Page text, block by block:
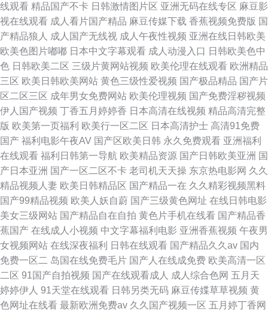
线观看 精品国产不卡 日韩激情图片区 亚洲无码在线专区 麻豆影
视在线观看 成人看片国产精品 麻豆传媒下载 香蕉视频免费版 国
产精品狼人 成人国产无线视 成人午夜性视频 亚洲在线日韩欧美
欧美色图片嘟嘟 日本中文字幕观看 成人动漫入口 日韩欧美色中
色 日韩欧美二区 三级片黄网站视频 欧美伦理在线观看 欧洲精品
三区 欧美日韩欧美网站 黄色三级性爱视频 国产极品精品 国产片
区二区三区 成年男女免费网站 欧美伦理视频 国产免费淫秽视频
伊人国产视频 丁香五月婷婷香 日本高清在线视频 精品高清完整
版 欧美第一页福利 欧美行一区二区 日本高清护士 高清91免费
国产 福利电影午夜AV 国产区欧美日韩 永久免费观看 亚洲福利
在线观看 福利日韩第一导航 欧美精品资源 国产日韩欧美亚洲 国
产日本亚洲 国产一区二区不卡 老司机天天操 东京热电影网 久久
精品视频人妻 欧美日韩精品区 国产精品一在 久久精彩视频黑料
国产99精品视频 欧美人妖自蔚 国产三级黄色网址 在线日韩电影
美女三级网站 国产精品自在自拍 黄色片手机在线看 国产精品香
蕉国产 在线成人小视频 中文字幕福利电影 亚洲香蕉视频 午夜男
女视频网站 在线深夜福利 日韩在线观看 国产精品久久av 国内
免费一区二 岛国在线免费毛片 国产人在线成免费 欧美高清一区
二区 91国产自拍视频 国产在线观看成人 成人综合色网 五月天
婷婷伊人 91天堂在线观看 日韩另类无码 麻豆传媟草草视频 黄
色网址在线看 最新欧洲免费av 久久国产视频一区 五月婷丁香网